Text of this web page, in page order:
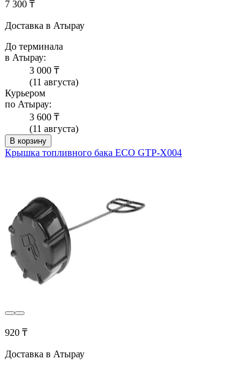
7 300 ₸
Доставка в Атырау
До терминала
в Атырау:
3 000 ₸
(11 августа)
Курьером
по Атырау:
3 600 ₸
(11 августа)
В корзину
Крышка топливного бака ECO GTP-X004
920 ₸
Доставка в Атырау